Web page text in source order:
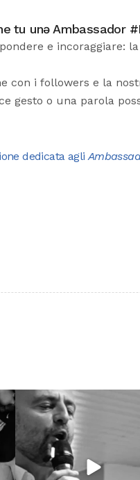
tu unə Ambassador
e incoraggiare:
con i followers e la
gesto o una parola
dedicata agli